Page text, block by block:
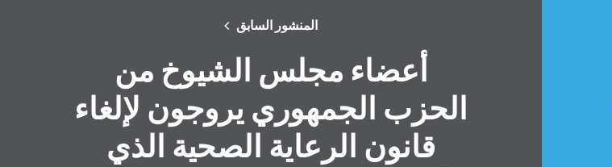
المنشور السابق
أعضاء مجلس الشيوخ من
الحزب الجمهوري يروجون لإلغاء
قانون الرعاية الصحية الذي